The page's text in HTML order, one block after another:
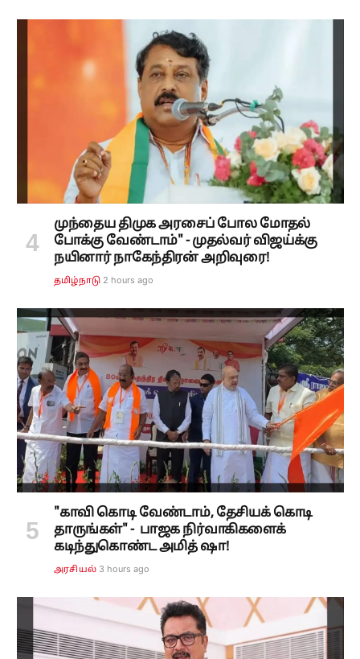
முந்தைய திமுக அரசைப் போல மோதல்
போக்கு வேண்டாம்" - முதல்வர் விஜய்க்கு
நயினார் நாகேந்திரன் அறிவுரை!
தமிழ்நாடு 2 hours ago
"காவி கொடி வேண்டாம், தேசியக் கொடி
தாருங்கள்" - பாஜக நிர்வாகிகளைக்
கடிந்துகொண்ட அமித் ஷா!
அரசியல் 3 hours ago